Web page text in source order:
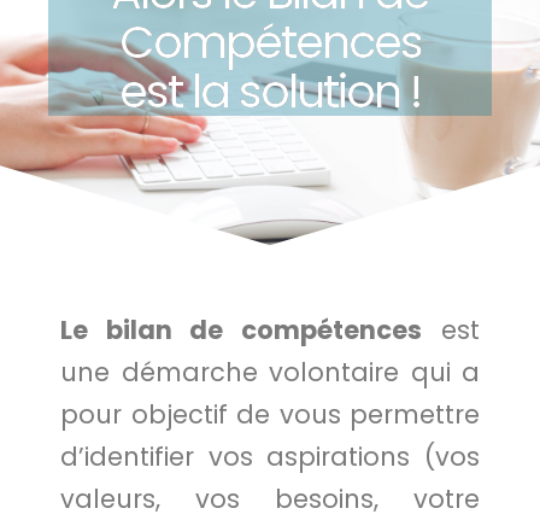
Compétences
est la solution !
Le bilan de compétences est
une démarche volontaire qui a
pour objectif de vous permettre
d’identifier vos aspirations (vos
valeurs, vos besoins, votre